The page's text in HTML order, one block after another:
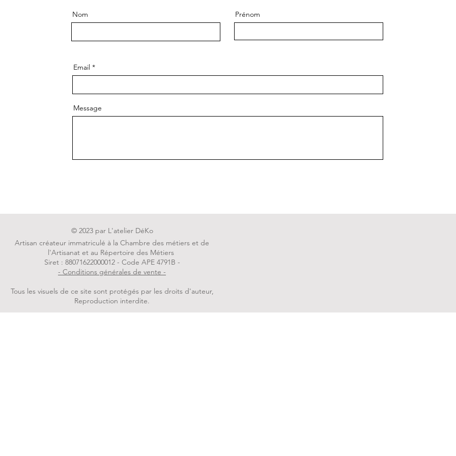
Nom Prénom
Email
Message
© 2023 par L'atelier DéKo
Artisan créateur immatriculé à la Chambre des métiers et de
l'Artisanat et au Répertoire des Métiers
Siret : 88071622000012 - Code APE 4791B -
- Conditions générales de vente -
Tous les visuels de ce site sont protégés par les droits d'auteur,
Reproduction interdite.